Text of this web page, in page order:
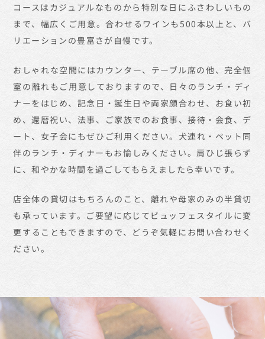
コースはカジュアルなものから特別な日にふさわしいもの
まで、幅広くご用意。合わせるワインも500本以上と、バ
リエーションの豊富さが自慢です。
おしゃれな空間にはカウンター、テーブル席の他、完全個
室の離れもご用意しておりますので、日々のランチ・ディ
ナーをはじめ、記念日・誕生日や両家顔合わせ、お食い初
め、還暦祝い、法事、ご家族でのお食事、接待・会食、デ
ート、女子会にもぜひご利用ください。犬連れ・ペット同
伴のランチ・ディナーもお愉しみください。肩ひじ張らず
に、和やかな時間を過ごしてもらえましたら幸いです。
店全体の貸切はもちろんのこと、離れや母家のみの半貸切
も承っています。ご要望に応じてビュッフェスタイルに変
更することもできますので、どうぞ気軽にお問い合わせく
ださい。